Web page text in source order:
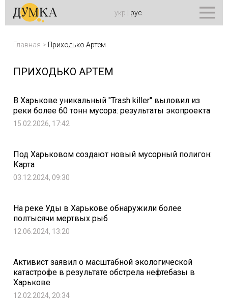
укр рус
Главная > Приходько Артем
ПРИХОДЬКО АРТЕМ
В Харькове уникальный "Trash killer" выловил из
реки более 60 тонн мусора: результаты экопроекта
15.02.2026, 17:42
Под Харьковом создают новый мусорный полигон:
Карта
03.12.2024, 09:30
На реке Уды в Харькове обнаружили более
полтысячи мертвых рыб
12.06.2024, 13:20
Активист заявил о масштабной экологической
катастрофе в результате обстрела нефтебазы в
Харькове
12.02.2024, 20:34